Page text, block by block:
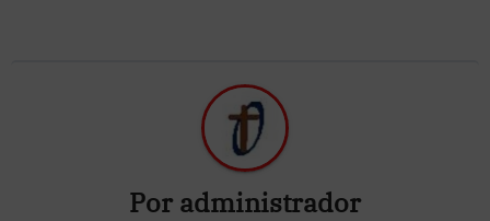
Por administrador